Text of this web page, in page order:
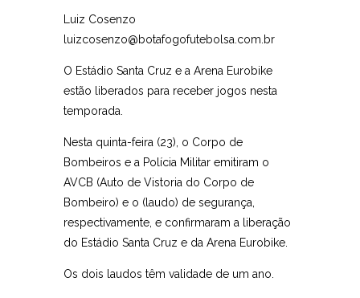
Luiz Cosenzo
luizcosenzo@botafogofutebolsa.com.br
O Estádio Santa Cruz e a Arena Eurobike
estão liberados para receber jogos nesta
temporada.
Nesta quinta-feira (23), o Corpo de
Bombeiros e a Polícia Militar emitiram o
AVCB (Auto de Vistoria do Corpo de
Bombeiro) e o (laudo) de segurança,
respectivamente, e confirmaram a liberação
do Estádio Santa Cruz e da Arena Eurobike.
Os dois laudos têm validade de um ano.